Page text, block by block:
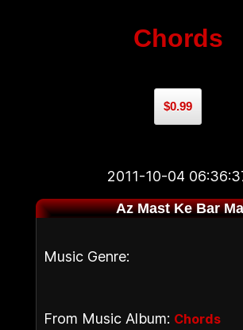
Chords
$0.99
2011-10-04
Az Mast Ke Bar
Music Genre:
From Music Album: Chords